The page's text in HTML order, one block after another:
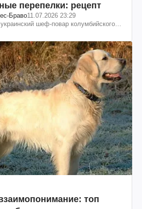
перепелки: рецепт
Браво11.07.2026 23:29
шеф-повар колумбийского
топ